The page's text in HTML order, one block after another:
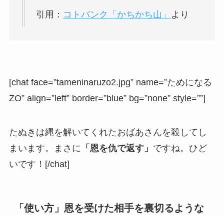
引用： コトバンク「かちかち山」 より
[chat face=”tameninaruzo2.jpg” name=”ためになる
ZO” align=”left” border=”blue” bg=”none” style=””]
たぬきは縄を解いてくれたおばあさんを殺してし
まいます。まさに 「恩を仇で返す」 ですね。ひど
いです！[/chat]
「使い方」恩を受けた相手を裏切るような